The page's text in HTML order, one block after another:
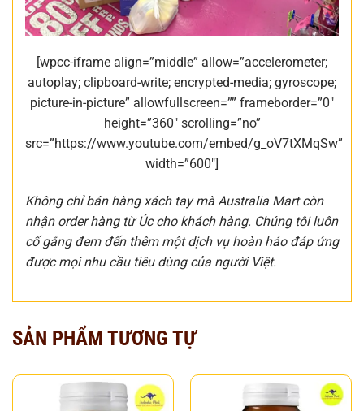
[wpcc-iframe align=”middle” allow=”accelerometer;
autoplay; clipboard-write; encrypted-media; gyroscope;
picture-in-picture” allowfullscreen=”” frameborder=”0″
height=”360″ scrolling=”no”
src=”https://www.youtube.com/embed/g_oV7tXMqSw”
width=”600″]
Không chỉ bán hàng xách tay mà Australia Mart còn
nhận order hàng từ Úc cho khách hàng. Chúng tôi luôn
cố gắng đem đến thêm một dịch vụ hoàn hảo đáp ứng
được mọi nhu cầu tiêu dùng của người Việt.
SẢN PHẨM TƯƠNG TỰ